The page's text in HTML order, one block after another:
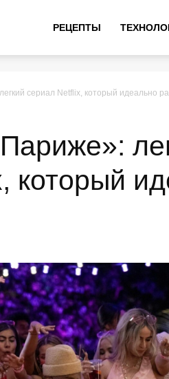
РЕЦЕПТЫ
сериал Netflix, который идеально
который